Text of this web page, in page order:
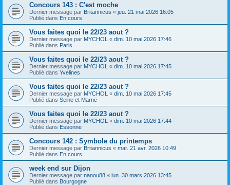
Concours 143 : C'est moche
Dernier message par Britannicus « jeu. 21 mai 2026 16:05
Publié dans En cours
Vous faites quoi le 22/23 aout ?
Dernier message par MYCHOL « dim. 10 mai 2026 17:46
Publié dans Paris
Vous faites quoi le 22/23 aout ?
Dernier message par MYCHOL « dim. 10 mai 2026 17:45
Publié dans Yvelines
Vous faites quoi le 22/23 aout ?
Dernier message par MYCHOL « dim. 10 mai 2026 17:45
Publié dans Seine et Marne
Vous faites quoi le 22/23 aout ?
Dernier message par MYCHOL « dim. 10 mai 2026 17:44
Publié dans Essonne
Concours 142 : Symbole du printemps
Dernier message par Britannicus « mar. 21 avr. 2026 10:49
Publié dans En cours
week end sur Dijon
Dernier message par nanou88 « lun. 30 mars 2026 13:45
Publié dans Bourgogne